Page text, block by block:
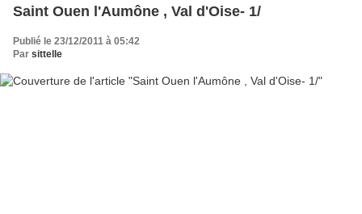
Saint Ouen l'Aumône , Val d'Oise- 1/
Publié le 23/12/2011 à 05:42
Par sittelle